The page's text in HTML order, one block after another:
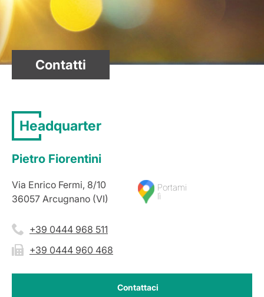
Contatti
Headquarter
Pietro Fiorentini
Via Enrico Fermi, 8/10
36057 Arcugnano (VI)
Portami
lì
+39 0444 968 511
+39 0444 960 468
Contattaci